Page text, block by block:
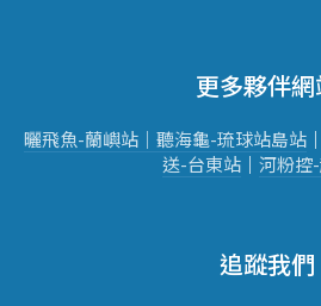
更多夥伴網
曬飛魚-蘭嶼站｜ 聽海龜-琉球站島站 ｜
送-台東站｜ 河粉控
追蹤我們